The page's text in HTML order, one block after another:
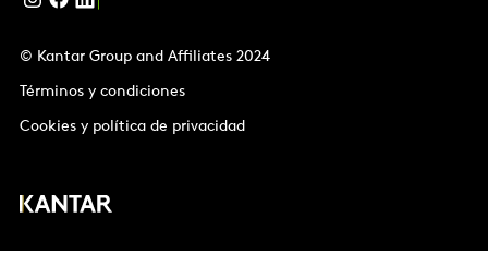
© Kantar Group and Affiliates 2024
Términos y condiciones
Cookies y política de privacidad